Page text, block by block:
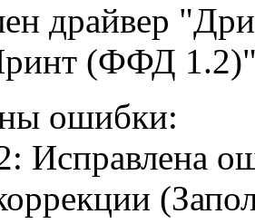
драйвер
(ФФД 1.2)"
ошибки:
Исправлена